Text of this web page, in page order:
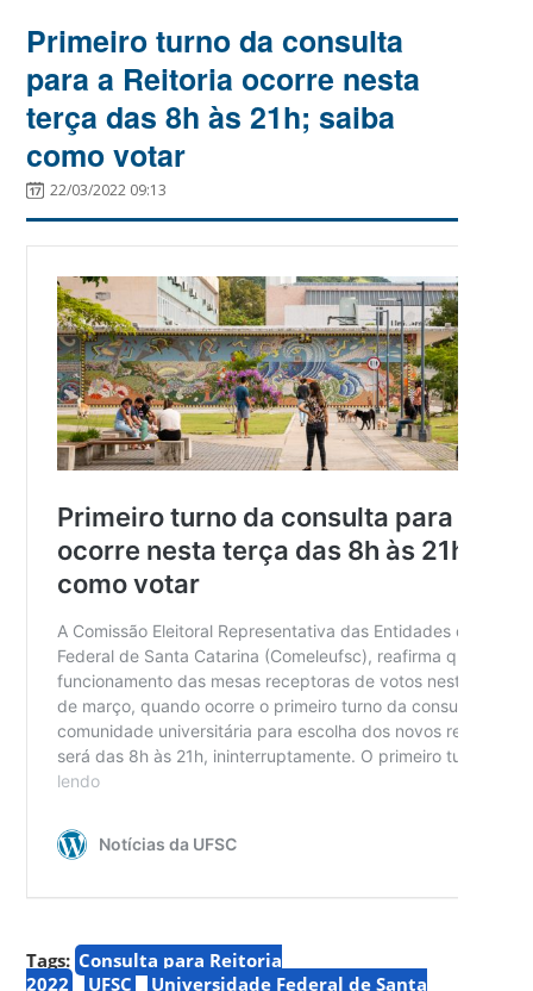
Primeiro turno da consulta
para a Reitoria ocorre nesta
terça das 8h às 21h; saiba
como votar
22/03/2022 09:13
Tags: Consulta para Reitoria
2022
UFSC
Universidade Federal de Santa